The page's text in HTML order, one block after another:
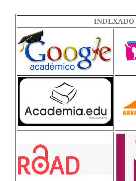
INDEXADO